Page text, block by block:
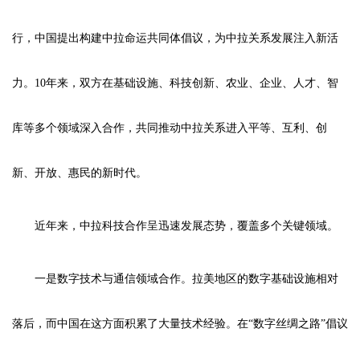
行，中国提出构建中拉命运共同体倡议，为中拉关系发展注入新活
力。10年来，双方在基础设施、科技创新、农业、企业、人才、智
库等多个领域深入合作，共同推动中拉关系进入平等、互利、创
新、开放、惠民的新时代。
近年来，中拉科技合作呈迅速发展态势，覆盖多个关键领域。
一是数字技术与通信领域合作。拉美地区的数字基础设施相对
落后，而中国在这方面积累了大量技术经验。在“数字丝绸之路”倡议